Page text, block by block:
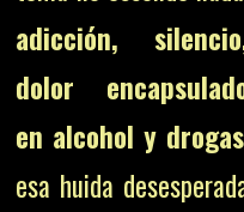
adicción,
dolor
en alcohol y drogas
esa huida